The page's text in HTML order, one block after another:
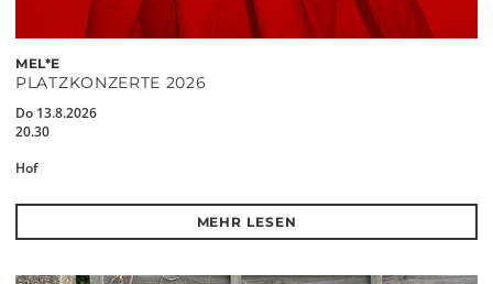
MEL*E
PLATZKONZERTE 2026
Do 13.8.2026
20.30
Hof
MEHR LESEN